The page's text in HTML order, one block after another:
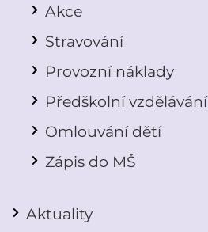
Akce
Stravování
Provozní náklady
Předškolní vzdělávání
Omlouvání dětí
Zápis do MŠ
Aktuality